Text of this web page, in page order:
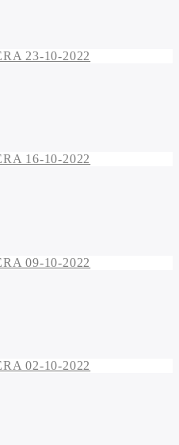
23-10-2022
16-10-2022
09-10-2022
02-10-2022